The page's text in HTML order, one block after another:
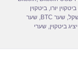
ביטקוין יורו,ביטקוין
שקל,שער BTC ,שער
ביטקוין,שערי